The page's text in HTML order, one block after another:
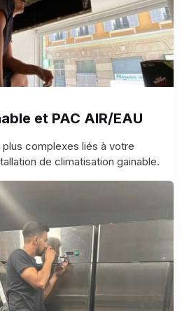
et PAC AIR/EAU
complexes liés à votre
de climatisation gainable.